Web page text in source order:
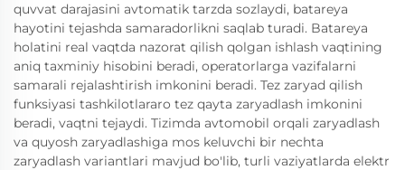
quvvat darajasini avtomatik tarzda sozlaydi, batareya
hayotini tejashda samaradorlikni saqlab turadi. Batareya
holatini real vaqtda nazorat qilish qolgan ishlash vaqtining
aniq taxminiy hisobini beradi, operatorlarga vazifalarni
samarali rejalashtirish imkonini beradi. Tez zaryad qilish
funksiyasi tashkilotlararo tez qayta zaryadlash imkonini
beradi, vaqtni tejaydi. Tizimda avtomobil orqali zaryadlash
va quyosh zaryadlashiga mos keluvchi bir nechta
zaryadlash variantlari mavjud bo'lib, turli vaziyatlarda elektr